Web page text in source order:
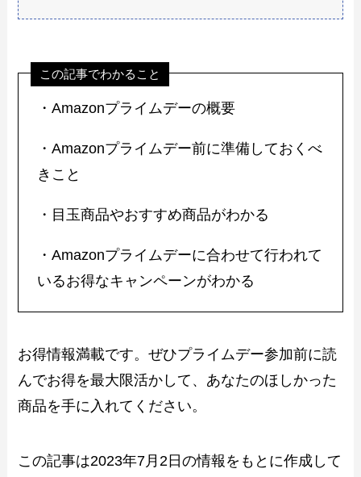
この記事でわかること
・Amazonプライムデーの概要
・Amazonプライムデー前に準備しておくべ
きこと
・目玉商品やおすすめ商品がわかる
・Amazonプライムデーに合わせて行われて
いるお得なキャンペーンがわかる
お得情報満載です。ぜひプライムデー参加前に読
んでお得を最大限活かして、あなたのほしかった
商品を手に入れてください。
この記事は2023年7月2日の情報をもとに作成して